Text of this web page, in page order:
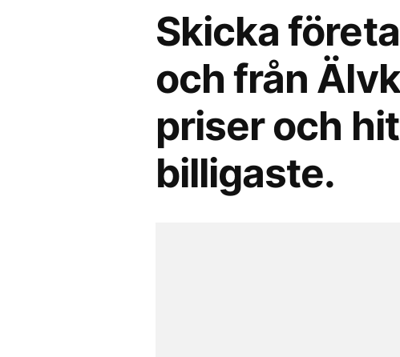
Skicka
och från
priser och
billigaste.